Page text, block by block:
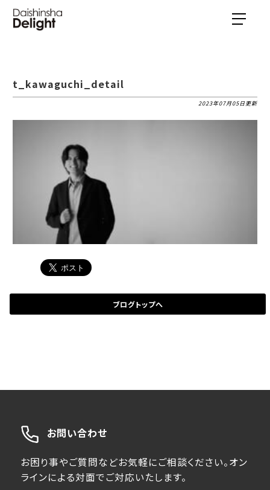
t_kawaguchi_detail
2023年07月05日更新
ブログトップへ
お問い合わせ
お困り事やご質問などお気軽にご相談ください。オン
ラインによる対面でご対応いたします。